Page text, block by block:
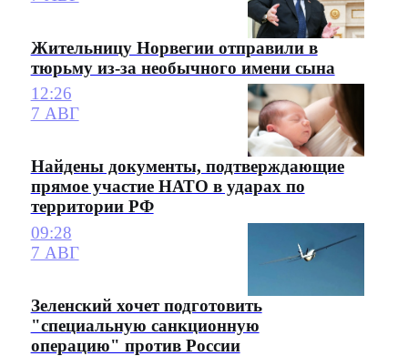
Жительницу Норвегии отправили в
тюрьму из-за необычного имени сына
12:26
7 АВГ
Найдены документы, подтверждающие
прямое участие НАТО в ударах по
территории РФ
09:28
7 АВГ
Зеленский хочет подготовить
"специальную санкционную
операцию" против России